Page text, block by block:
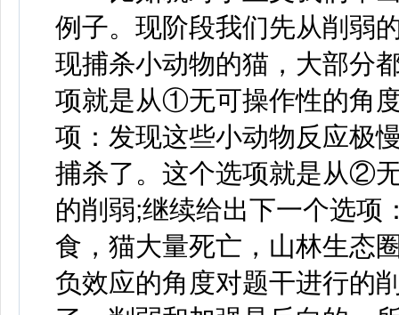
例子。现阶段我们先从削弱
现捕杀小动物的猫，大部分
项就是从①无可操作性的角
项：发现这些小动物反应极
捕杀了。这个选项就是从②
的削弱;继续给出下一个选项
食，猫大量死亡，山林生态
负效应的角度对题干进行的